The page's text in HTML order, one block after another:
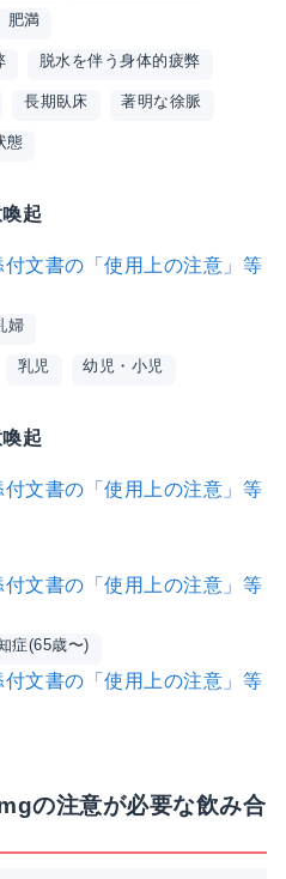
肥満
脱水を伴う身体的疲弊
長期臥床 著明な徐脈
態
起
付文書の「使用上の注意」等
婦
乳児 幼児・小児
起
付文書の「使用上の注意」等
付文書の「使用上の注意」等
症(65歳〜)
付文書の「使用上の注意」等
の注意が必要な飲み合